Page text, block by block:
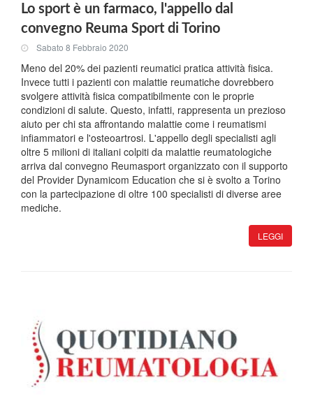
Lo sport è un farmaco, l'appello dal
convegno Reuma Sport di Torino
Sabato 8 Febbraio 2020
Meno del 20% dei pazienti reumatici pratica attività fisica.
Invece tutti i pazienti con malattie reumatiche dovrebbero
svolgere attività fisica compatibilmente con le proprie
condizioni di salute. Questo, infatti, rappresenta un prezioso
aiuto per chi sta affrontando malattie come i reumatismi
infiammatori e l'osteoartrosi. L'appello degli specialisti agli
oltre 5 milioni di italiani colpiti da malattie reumatologiche
arriva dal convegno Reumasport organizzato con il supporto
del Provider Dynamicom Education che si è svolto a Torino
con la partecipazione di oltre 100 specialisti di diverse aree
mediche.
LEGGI